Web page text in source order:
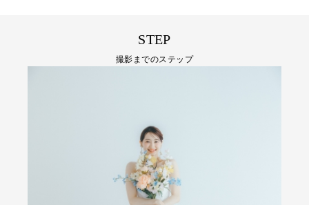
STEP
撮影までのステップ